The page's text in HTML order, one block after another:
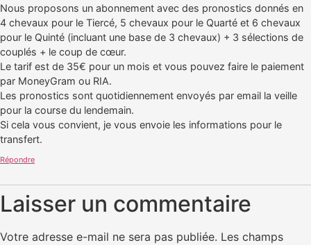
Nous proposons un abonnement avec des pronostics donnés en
4 chevaux pour le Tiercé, 5 chevaux pour le Quarté et 6 chevaux
pour le Quinté (incluant une base de 3 chevaux) + 3 sélections de
couplés + le coup de cœur.
Le tarif est de 35€ pour un mois et vous pouvez faire le paiement
par MoneyGram ou RIA.
Les pronostics sont quotidiennement envoyés par email la veille
pour la course du lendemain.
Si cela vous convient, je vous envoie les informations pour le
transfert.
Répondre
Laisser un commentaire
Votre adresse e-mail ne sera pas publiée. Les champs